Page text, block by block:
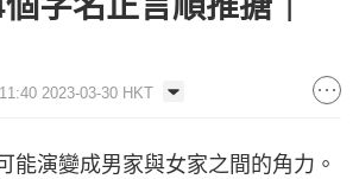
2023-03-30 HKT
能演變成男家與女家之間的角力。